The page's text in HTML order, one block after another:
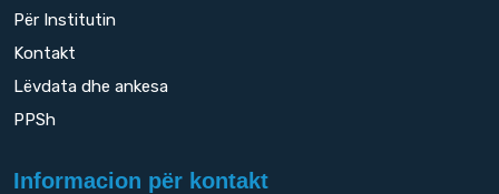
Për Institutin
Kontakt
Lëvdata dhe ankesa
PPSh
Informacion për kontakt